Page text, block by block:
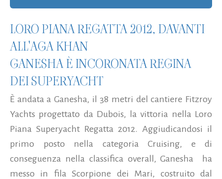
LORO PIANA REGATTA 2012, DAVANTI
ALL'AGA KHAN
GANESHA È INCORONATA REGINA
DEI SUPERYACHT
È andata a Ganesha, il 38 metri del cantiere Fitzroy
Yachts progettato da Dubois, la vittoria nella Loro
Piana Superyacht Regatta 2012. Aggiudicandosi il
primo posto nella categoria Cruising, e di
conseguenza nella classifica overall, Ganesha ha
messo in fila Scorpione dei Mari, costruito dal